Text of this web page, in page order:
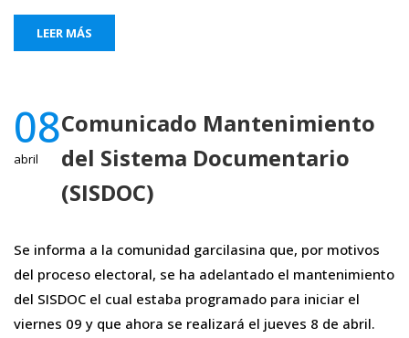
LEER MÁS
08
abril
Comunicado Mantenimiento
del Sistema Documentario
(SISDOC)
Se informa a la comunidad garcilasina que, por motivos
del proceso electoral, se ha adelantado el mantenimiento
del SISDOC el cual estaba programado para iniciar el
viernes 09 y que ahora se realizará el jueves 8 de abril.